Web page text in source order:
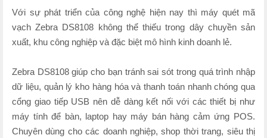
Với sự phát triển của công nghệ hiện nay thì máy quét mã
vạch Zebra DS8108 không thể thiếu trong dây chuyền sản
xuất, khu công nghiệp và đặc biệt mô hình kinh doanh lẻ.
Zebra DS8108 giúp cho bạn tránh sai sót trong quá trình nhập
dữ liệu, quản lý kho hàng hóa và thanh toán nhanh chóng qua
cổng giao tiếp USB nên dễ dàng kết nối với các thiết bị như
máy tính để bàn, laptop hay máy bán hàng cảm ứng POS.
Chuyên dùng cho các doanh nghiệp, shop thời trang, siêu thị